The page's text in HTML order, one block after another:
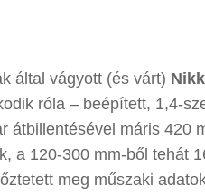
által vágyott (és várt)
róla – beépített, 1,4-
átbillentésével máris 420
a 120-300 mm-ből tehát
meg műszaki